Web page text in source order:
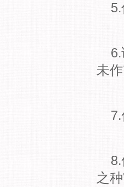
未
之